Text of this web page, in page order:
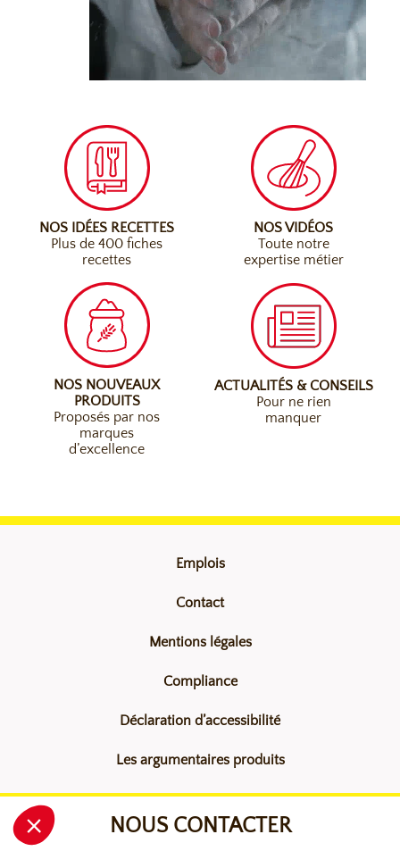
NOUS CONTACTER
NOS IDÉES RECETTES
Plus de 400 fiches
recettes
NOS VIDÉOS
Toute notre
expertise métier
NOS NOUVEAUX
PRODUITS
Proposés par nos
marques
d’excellence
ACTUALITÉS & CONSEILS
Pour ne rien
manquer
Emplois
Contact
Mentions légales
Compliance
Déclaration d’accessibilité
Les argumentaires produits